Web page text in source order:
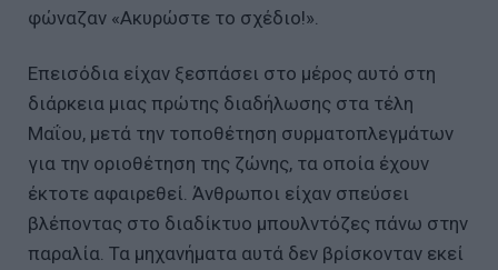
φώναζαν «Ακυρώστε το σχέδιο!».
Επεισόδια είχαν ξεσπάσει στο μέρος αυτό στη
διάρκεια μιας πρώτης διαδήλωσης στα τέλη
Μαΐου, μετά την τοποθέτηση συρματοπλεγμάτων
για την οριοθέτηση της ζώνης, τα οποία έχουν
έκτοτε αφαιρεθεί. Άνθρωποι είχαν σπεύσει
βλέποντας στο διαδίκτυο μπουλντόζες πάνω στην
παραλία. Τα μηχανήματα αυτά δεν βρίσκονταν εκεί